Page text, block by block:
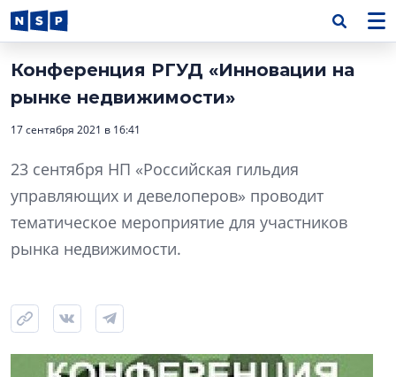
Конференция РГУД «Инновации на
рынке недвижимости»
17 сентября 2021 в 16:41
23 сентября НП «Российская гильдия
управляющих и девелоперов» проводит
тематическое мероприятие для участников
рынка недвижимости.